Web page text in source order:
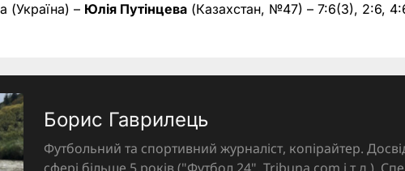
(Україна) – Юлія Путінцева (Казахстан, №47) – 7:6(3), 2:6,
Борис Гаврилець
Футбольний та спортивний журналіст, копірайтер.